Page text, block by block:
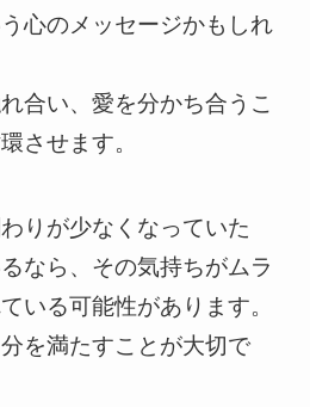
心のメッセージかもしれ
合い、愛を分かち合うこ
させます。
りが少なくなっていた
なら、その気持ちがムラ
いる可能性があります。
を満たすことが大切で